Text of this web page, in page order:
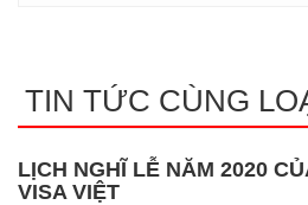
TIN TỨC CÙNG
LỊCH NGHĨ LỄ NĂM 2020
VISA VIỆT